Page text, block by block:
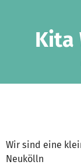
Kita
Wir sind eine
Neukölln